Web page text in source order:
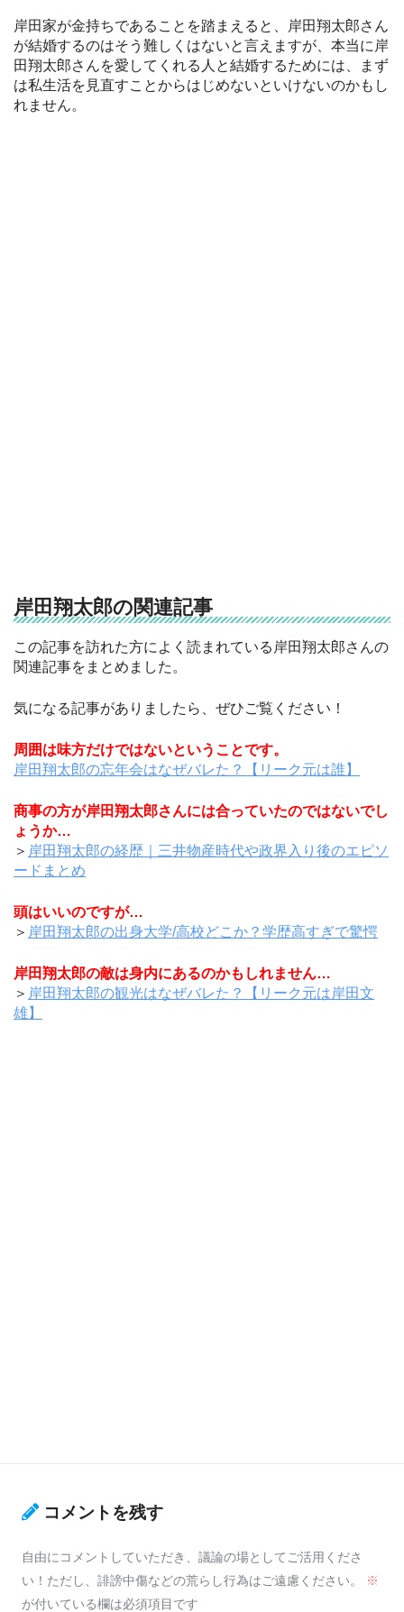
岸田家が金持ちであることを踏まえると、岸田翔太郎さん
が結婚するのはそう難しくはないと言えますが、本当に岸
田翔太郎さんを愛してくれる人と結婚するためには、まず
は私生活を見直すことからはじめないといけないのかもし
れません。
岸田翔太郎の関連記事
この記事を訪れた方によく読まれている岸田翔太郎さんの
関連記事をまとめました。
気になる記事がありましたら、ぜひご覧ください！
周囲は味方だけではないということです。
岸田翔太郎の忘年会はなぜバレた？【リーク元は誰】
商事の方が岸田翔太郎さんには合っていたのではないでし
ょうか…
＞ 岸田翔太郎の経歴｜三井物産時代や政界入り後のエピソ
ードまとめ
頭はいいのですが…
＞ 岸田翔太郎の出身大学/高校どこか？学歴高すぎで驚愕
岸田翔太郎の敵は身内にあるのかもしれません…
＞ 岸田翔太郎の観光はなぜバレた？【リーク元は岸田文
雄】
コメントを残す
自由にコメントしていただき、議論の場としてご活用くださ
い！ただし、誹謗中傷などの荒らし行為はご遠慮ください。
※
が付いている欄は必須項目です